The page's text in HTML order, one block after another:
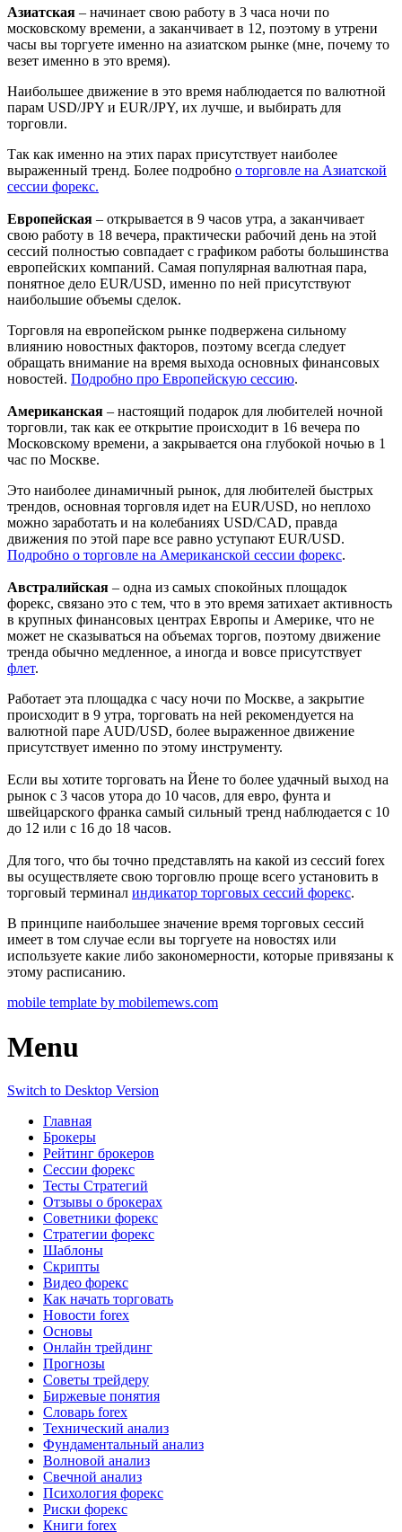
Азиатская – начинает свою работу в 3 часа ночи по
московскому времени, а заканчивает в 12, поэтому в утрени
часы вы торгуете именно на азиатском рынке (мне, почему то
везет именно в это время).
Наибольшее движение в это время наблюдается по валютной
парам USD/JPY и EUR/JPY, их лучше, и выбирать для
торговли.
Так как именно на этих парах присутствует наиболее
выраженный тренд. Более подробно о торговле на Азиатской
сессии форекс.
Европейская – открывается в 9 часов утра, а заканчивает
свою работу в 18 вечера, практически рабочий день на этой
сессий полностью совпадает с графиком работы большинства
европейских компаний. Самая популярная валютная пара,
понятное дело EUR/USD, именно по ней присутствуют
наибольшие объемы сделок.
Торговля на европейском рынке подвержена сильному
влиянию новостных факторов, поэтому всегда следует
обращать внимание на время выхода основных финансовых
новостей. Подробно про Европейскую сессию.
Американская – настоящий подарок для любителей ночной
торговли, так как ее открытие происходит в 16 вечера по
Московскому времени, а закрывается она глубокой ночью в 1
час по Москве.
Это наиболее динамичный рынок, для любителей быстрых
трендов, основная торговля идет на EUR/USD, но неплохо
можно заработать и на колебаниях USD/CAD, правда
движения по этой паре все равно уступают EUR/USD.
Подробно о торговле на Американской сессии форекс.
Австралийская – одна из самых спокойных площадок
форекс, связано это с тем, что в это время затихает активность
в крупных финансовых центрах Европы и Америке, что не
может не сказываться на объемах торгов, поэтому движение
тренда обычно медленное, а иногда и вовсе присутствует
флет.
Работает эта площадка с часу ночи по Москве, а закрытие
происходит в 9 утра, торговать на ней рекомендуется на
валютной паре AUD/USD, более выраженное движение
присутствует именно по этому инструменту.
Если вы хотите торговать на Йене то более удачный выход на
рынок с 3 часов утора до 10 часов, для евро, фунта и
швейцарского франка самый сильный тренд наблюдается с 10
до 12 или с 16 до 18 часов.
Для того, что бы точно представлять на какой из сессий forex
вы осуществляете свою торговлю проще всего установить в
торговый терминал индикатор торговых сессий форекс.
В принципе наибольшее значение время торговых сессий
имеет в том случае если вы торгуете на новостях или
используете какие либо закономерности, которые привязаны к
этому расписанию.
mobile template by mobilemews.com
Menu
Switch to Desktop Version
Главная
Брокеры
Рейтинг брокеров
Сессии форекс
Тесты Стратегий
Отзывы о брокерах
Советники форекс
Стратегии форекс
Шаблоны
Скрипты
Видео форекс
Как начать торговать
Новости forex
Основы
Онлайн трейдинг
Прогнозы
Советы трейдеру
Биржевые понятия
Словарь forex
Технический анализ
Фундаментальный анализ
Волновой анализ
Свечной анализ
Психология форекс
Риски форекс
Книги forex